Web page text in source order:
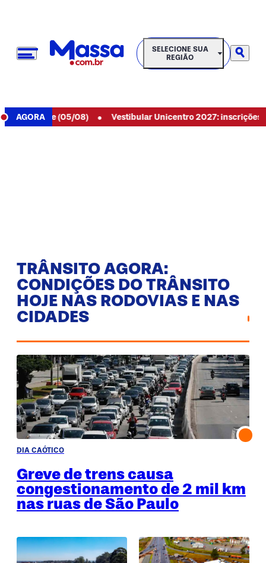
SELECIONE SUA REGIÃO
SELECIONE SUA
REGIÃO
AGORA
de hoje (05/08) • Vestibular Unicentro 2027: inscrições
TRÂNSITO AGORA:
CONDIÇÕES DO TRÂNSITO
HOJE NAS RODOVIAS E NAS
CIDADES
DIA CAÓTICO
Greve de trens causa
congestionamento de 2 mil km
nas ruas de São Paulo